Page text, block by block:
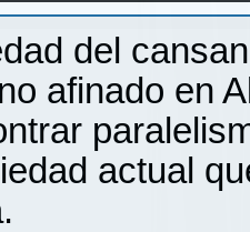
de la Ludosfera
del
afinado en
actual